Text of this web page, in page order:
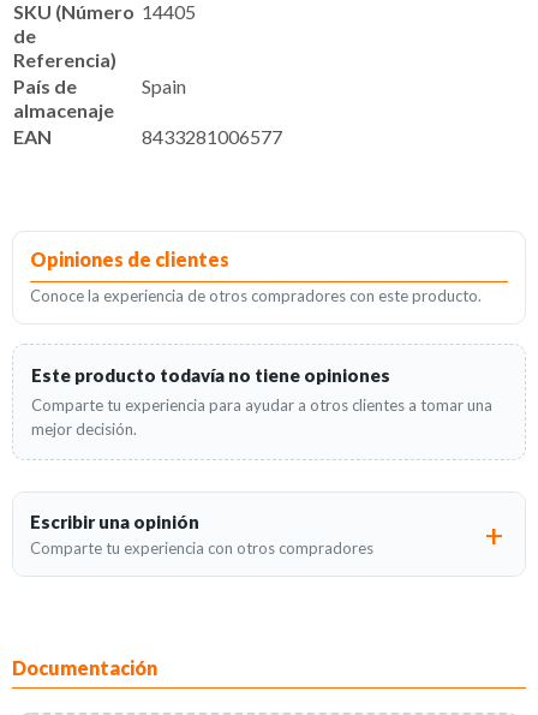
SKU (Número
de
Referencia)
14405
País de
almacenaje
Spain
EAN 8433281006577
Opiniones de clientes
Conoce la experiencia de otros compradores con este producto.
Este producto todavía no tiene opiniones
Comparte tu experiencia para ayudar a otros clientes a tomar una
mejor decisión.
Escribir una opinión
Comparte tu experiencia con otros compradores
Documentación